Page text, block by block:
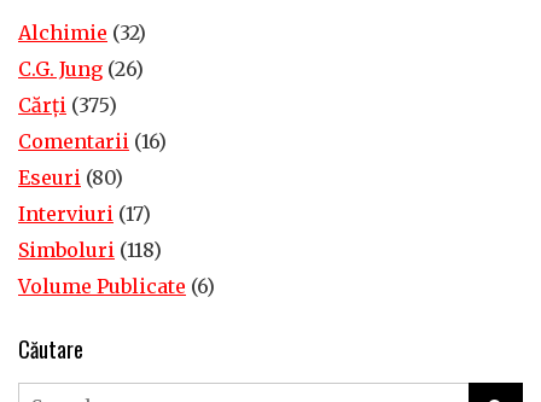
Alchimie (32)
C.G. Jung (26)
Cărţi (375)
Comentarii (16)
Eseuri (80)
Interviuri (17)
Simboluri (118)
Volume Publicate (6)
Căutare